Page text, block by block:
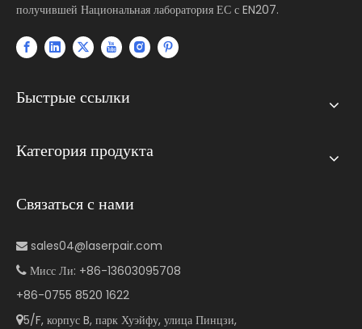
получившей Национальная лаборатория ЕС с EN207.
Быстрые ссылки
Категория продукта
Связаться с нами
 sales04@laserpair.com
 Мисс Ли: +86-13603095708
+86-0755 8520 1622
5/F, корпус B, парк Хуэйфу, улица Пинцзи,